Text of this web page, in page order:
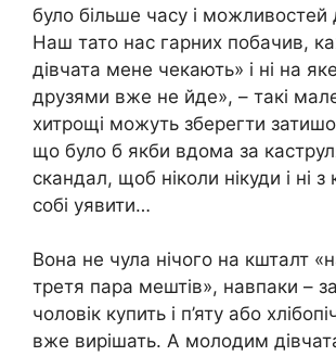
було більше часу і можливостей
Наш тато нас гарних побачив,
дівчата мене чекають» і ні на
друзями вже не йде», – такі
хитрощі можуть зберегти
що було б якби вдома за
скандал, щоб ніколи нікуди і ні
собі уявити…
Вона не чула нічого на кшталт
третя пара мештів», навпаки –
чоловік купить і п’яту або
вже вирішать. А молодим